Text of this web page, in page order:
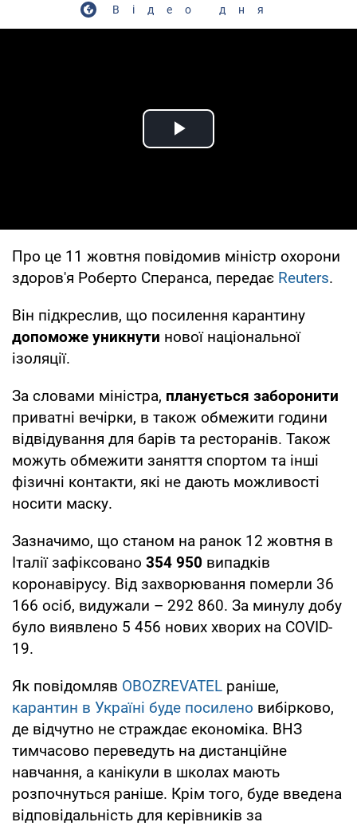
Відео дня
Play Video
Про це 11 жовтня повідомив міністр охорони
здоров'я Роберто Сперанса, передає Reuters.
Він підкреслив, що посилення карантину
допоможе уникнути нової національної
ізоляції.
За словами міністра, планується заборонити
приватні вечірки, в також обмежити години
відвідування для барів та ресторанів. Також
можуть обмежити заняття спортом та інші
фізичні контакти, які не дають можливості
носити маску.
Зазначимо, що станом на ранок 12 жовтня в
Італії зафіксовано 354 950 випадків
коронавірусу. Від захворювання померли 36
166 осіб, видужали – 292 860. За минулу добу
було виявлено 5 456 нових хворих на COVID-
19.
Як повідомляв OBOZREVATEL раніше,
карантин в Україні буде посилено вибірково,
де відчутно не страждає економіка. ВНЗ
тимчасово переведуть на дистанційне
навчання, а канікули в школах мають
розпочнуться раніше. Крім того, буде введена
відповідальність для керівників за